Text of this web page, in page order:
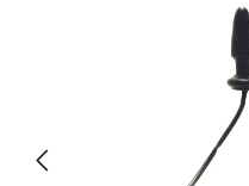
Bildergalerie überspringen